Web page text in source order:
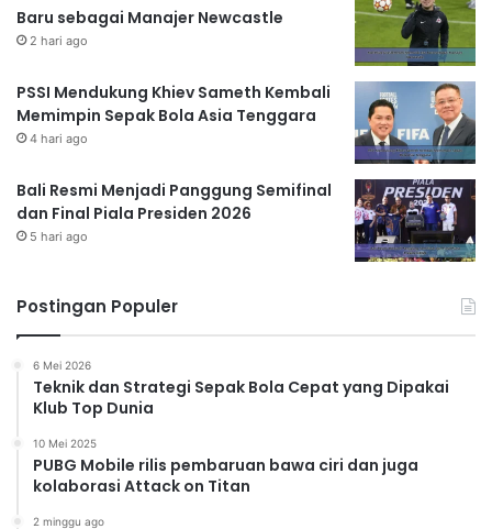
Baru sebagai Manajer Newcastle
2 hari ago
PSSI Mendukung Khiev Sameth Kembali
Memimpin Sepak Bola Asia Tenggara
4 hari ago
Bali Resmi Menjadi Panggung Semifinal
dan Final Piala Presiden 2026
5 hari ago
Postingan Populer
6 Mei 2026
Teknik dan Strategi Sepak Bola Cepat yang Dipakai
Klub Top Dunia
10 Mei 2025
PUBG Mobile rilis pembaruan bawa ciri dan juga
kolaborasi Attack on Titan
2 minggu ago